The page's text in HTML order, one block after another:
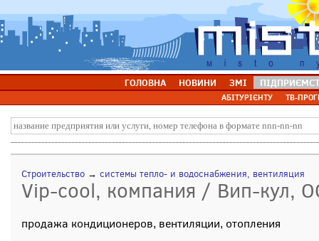
ГОЛОВНА НОВИНИ ЗМІ
АБІТУРІЄНТУ ТВ-
Строительство → системы тепло- и водоснабжения, вентиляция
Vip-cool, компания / Вип-кул,
продажа кондиционеров, вентиляции, отопления